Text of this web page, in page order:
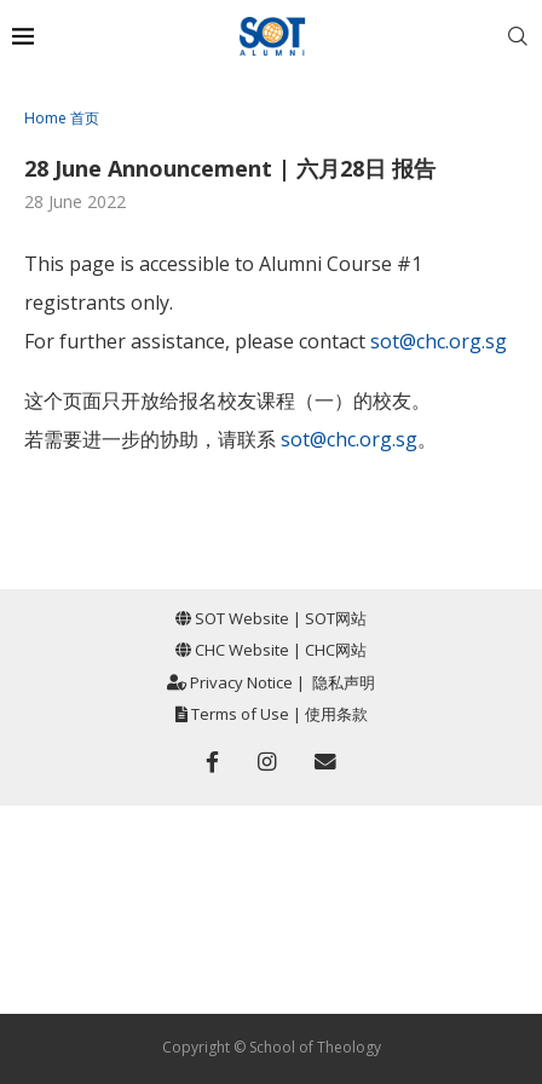
Home 首页
28 June Announcement | 六月28日 报告
28 June 2022
This page is accessible to Alumni Course #1
registrants only.
For further assistance, please contactsot@chc.org.sg
这个页面只开放给报名校友课程（一）的校友。
若需要进一步的协助，请联系sot@chc.org.sg。
SOT Website | SOT网站
CHC Website | CHC网站
Privacy Notice | 隐私声明
Terms of Use | 使用条款
Copyright © School of Theology